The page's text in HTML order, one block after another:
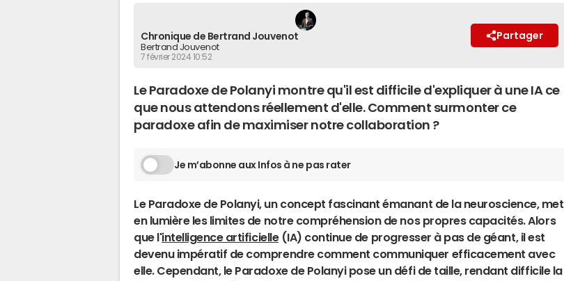
Chronique de Bertrand Jouvenot
Bertrand Jouvenot
7 février 2024 10:52
Partager
Le Paradoxe de Polanyi montre qu'il est difficile d'expliquer à une IA ce
que nous attendons réellement d'elle. Comment surmonter ce
paradoxe afin de maximiser notre collaboration ?
Je m’abonne aux Infos à ne pas rater
Le Paradoxe de Polanyi, un concept fascinant émanant de la neuroscience, met
en lumière les limites de notre compréhension de nos propres capacités. Alors
que l'intelligence artificielle(IA) continue de progresser à pas de géant, il est
devenu impératif de comprendre comment communiquer efficacement avec
elle. Cependant, le Paradoxe de Polanyi pose un défi de taille, rendant difficile la